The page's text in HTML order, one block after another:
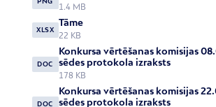
1.4 MB
XLSX
Tāme
22 KB
DOC
Konkursa vērtēšanas komisijas
sēdes protokola izraksts
178 KB
DOC
Konkursa vērtēšanas komisijas
sēdes protokola izraksts